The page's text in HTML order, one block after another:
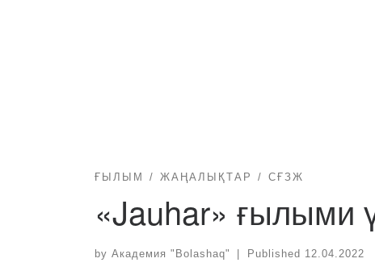
ҒЫЛЫМ ЖАҢАЛЫҚТАР СҒЗЖ
«Jauhar» ғылыми
by Академия "Bolashaq" Published 12.04.2022